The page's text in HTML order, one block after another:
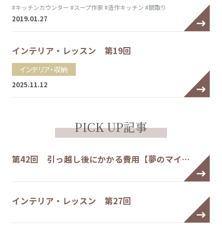
#キッチンカウンター #スープ作家 #造作キッチン #間取り
2019.01.27
インテリア・レッスン 第19回
インテリア・収納
2025.11.12
PICK UP記事
第42回 引っ越し後にかかる費用【夢のマイ…
インテリア・レッスン 第27回